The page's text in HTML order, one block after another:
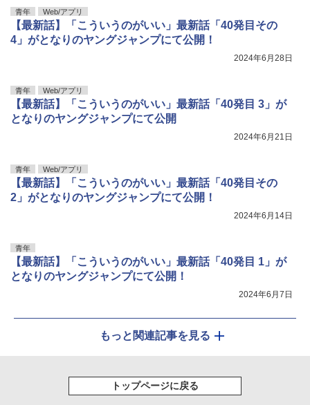
青年 Web/アプリ
【最新話】「こういうのがいい」最新話「40発目その
4」がとなりのヤングジャンプにて公開！
2024年6月28日
青年 Web/アプリ
【最新話】「こういうのがいい」最新話「40発目 3」が
となりのヤングジャンプにて公開
2024年6月21日
青年 Web/アプリ
【最新話】「こういうのがいい」最新話「40発目その
2」がとなりのヤングジャンプにて公開！
2024年6月14日
青年
【最新話】「こういうのがいい」最新話「40発目 1」が
となりのヤングジャンプにて公開！
2024年6月7日
もっと関連記事を見る
トップページに戻る